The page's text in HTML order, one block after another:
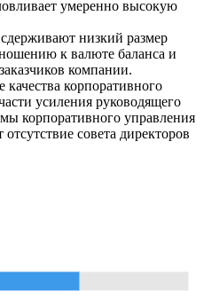
умеренно высокую
низкий размер
к валюте баланса и
компании.
корпоративного
усиления руководящего
корпоративного управления
совета директоров